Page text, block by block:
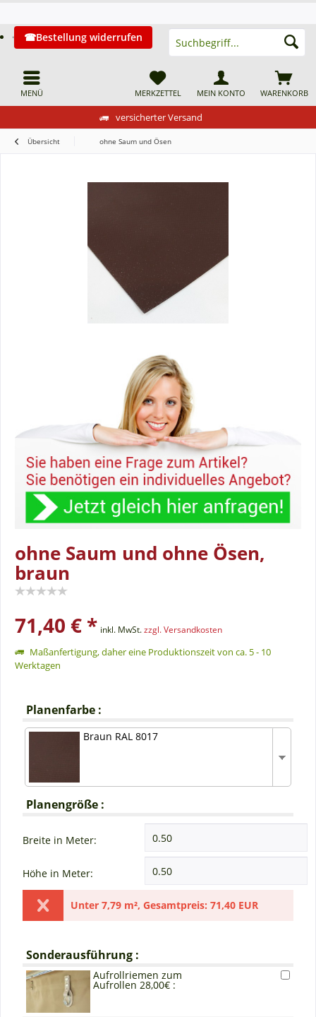
versicherter Versand
MENÜ
Bestellung widerrufen
WARENKORB
MERKZETTEL MEIN KONTO
Übersicht ohne Saum und Ösen
ohne Saum und ohne Ösen,
braun
71,40 € * inkl. MwSt.zzgl. Versandkosten
Maßanfertigung, daher eine Produktionszeit von ca. 5 - 10
Werktagen
Planenfarbe :
Braun RAL 8017
Planengröße :
Breite in Meter:
Höhe in Meter:
Unter 7,79 m², Gesamtpreis: 71,40 EUR
Sonderausführung :
Aufrollriemen zum
Aufrollen 28,00€ :